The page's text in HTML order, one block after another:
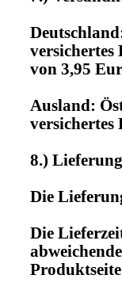
versichertes
von 3,95
Ausland:
versichertes
8.) Lieferung
Die
Die